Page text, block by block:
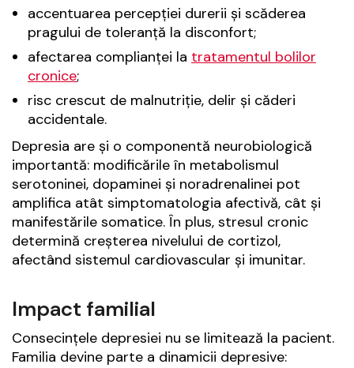
accentuarea percepției durerii și scăderea
pragului de toleranță la disconfort;
afectarea complianței la tratamentul bolilor
cronice;
risc crescut de malnutriție, delir și căderi
accidentale.
Depresia are și o componentă neurobiologică
importantă: modificările în metabolismul
serotoninei, dopaminei și noradrenalinei pot
amplifica atât simptomatologia afectivă, cât și
manifestările somatice. În plus, stresul cronic
determină creșterea nivelului de cortizol,
afectând sistemul cardiovascular și imunitar.
Impact familial
Consecințele depresiei nu se limitează la pacient.
Familia devine parte a dinamicii depresive: